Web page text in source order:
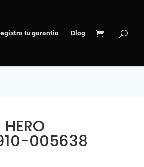
tu garantia Blog
005638